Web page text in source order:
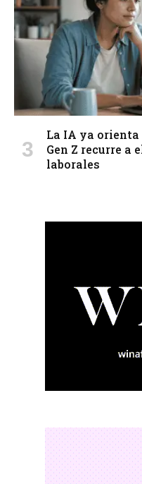
La IA ya
Gen Z recurre a
laborales